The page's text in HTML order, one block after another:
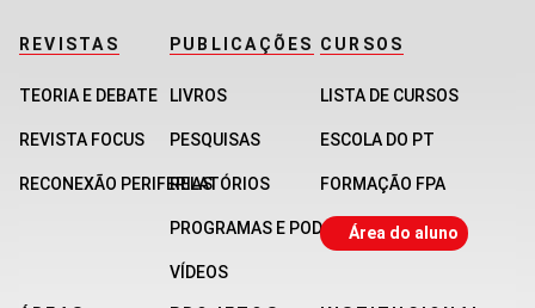
REVISTAS
TEORIA E DEBATE
REVISTA FOCUS
RECONEXÃO PERIFERIAS
PUBLICAÇÕES
LIVROS
PESQUISAS
RELATÓRIOS
PROGRAMAS E PODCASTS
VÍDEOS
CURSOS
LISTA DE CURSOS
ESCOLA DO PT
FORMAÇÃO FPA
Área do aluno